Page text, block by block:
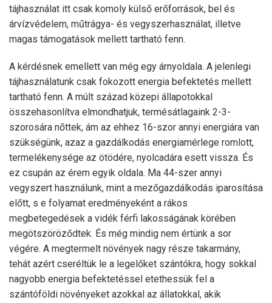
tájhasználat itt csak komoly külső erőforrások, bel és
árvízvédelem, műtrágya- és vegyszerhasználat, illetve
magas támogatások mellett tartható fenn.
A kérdésnek emellett van még egy árnyoldala. A jelenlegi
tájhasználatunk csak fokozott energia befektetés mellett
tartható fenn. A múlt század közepi állapotokkal
összehasonlítva elmondhatjuk, termésátlagaink 2-3-
szorosára nőttek, ám az ehhez 16-szor annyi energiára van
szükségünk, azaz a gazdálkodás energiamérlege romlott,
termelékenysége az ötödére, nyolcadára esett vissza. És
ez csupán az érem egyik oldala. Ma 44-szer annyi
vegyszert használunk, mint a mezőgazdálkodás iparosítása
előtt, s e folyamat eredményeként a rákos
megbetegedések a vidék férfi lakosságának körében
megötszöröződtek. És még mindig nem értünk a sor
végére. A megtermelt növények nagy része takarmány,
tehát azért cseréltük le a legelőket szántókra, hogy sokkal
nagyobb energia befektetéssel etethessük fel a
szántóföldi növényeket azokkal az állatokkal, akik